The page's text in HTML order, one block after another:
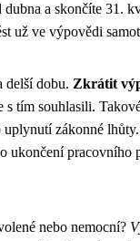
a skončíte 31.
už ve výpovědi
delší dobu. Zkrátit
s tím souhlasili.
uplynutí zákonné
ukončení pracovního
nebo nemocní?